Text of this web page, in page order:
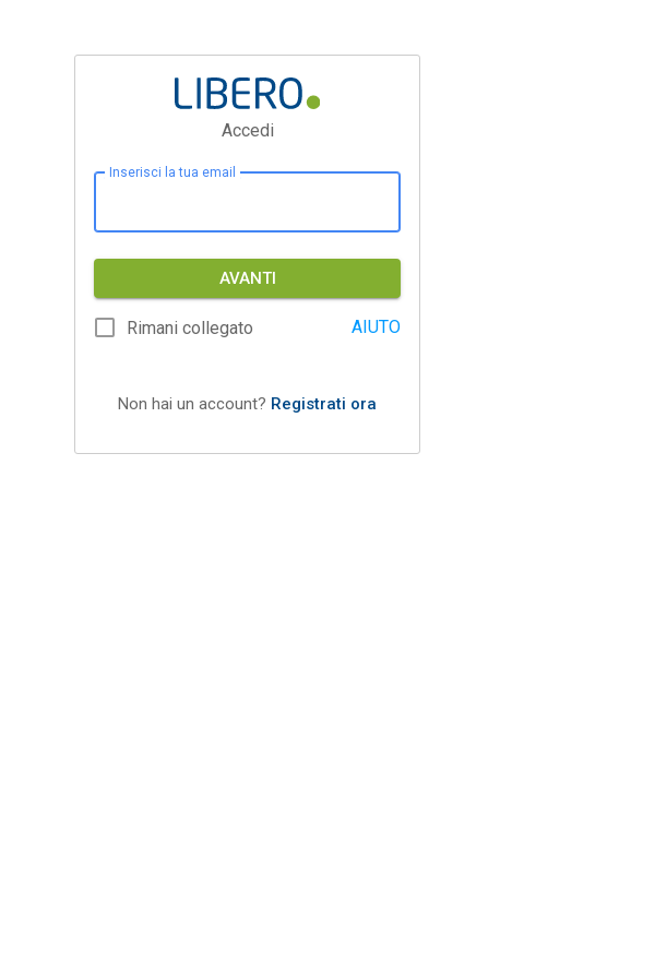
Accedi
Inserisci la tua email
AVANTI
Rimani collegato AIUTO
Non hai un account? Registrati ora